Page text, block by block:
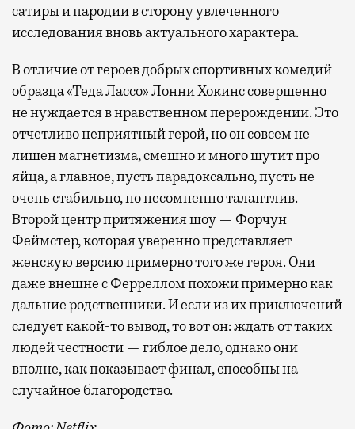
сатиры и пародии в сторону увлеченного
исследования вновь актуального характера.
В отличие от героев добрых спортивных комедий
образца «Теда Лассо» Лонни Хокинс совершенно
не нуждается в нравственном перерождении. Это
отчетливо неприятный герой, но он совсем не
лишен магнетизма, смешно и много шутит про
яйца, а главное, пусть парадоксально, пусть не
очень стабильно, но несомненно талантлив.
Второй центр притяжения шоу — Форчун
Феймстер, которая уверенно представляет
женскую версию примерно того же героя. Они
даже внешне с Ферреллом похожи примерно как
дальние родственники. И если из их приключений
следует какой-то вывод, то вот он: ждать от таких
людей честности — гиблое дело, однако они
вполне, как показывает финал, способны на
случайное благородство.